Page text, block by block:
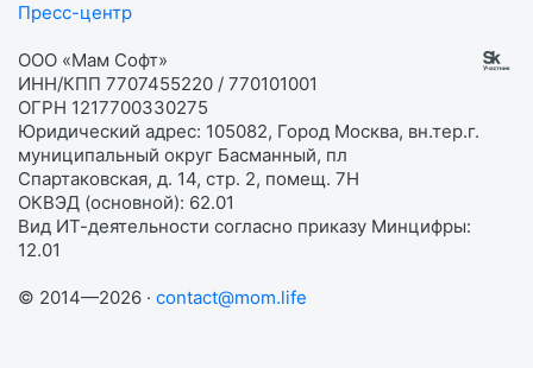
Пресс-центр
ООО «Мам Софт»
ИНН/КПП 7707455220 / 770101001
ОГРН 1217700330275
Юридический адрес: 105082, Город Москва, вн.тер.г.
муниципальный округ Басманный, пл
Спартаковская, д. 14, стр. 2, помещ. 7Н
ОКВЭД (основной): 62.01
Вид ИТ-деятельности согласно приказу Минцифры:
12.01
© 2014—2026 · contact@mom.life